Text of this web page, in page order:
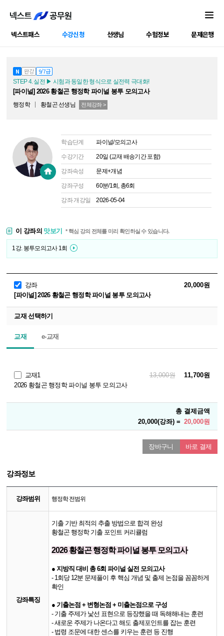
넥스트패스 수강신청 선생님 수험정보 문제은행
N 완강 9/7급
STEP 4. 실전 ▶ 시험과 동일한 형식으로 실전력 극대화!
[파이널] 2026 황철곤 행정학 파이널 봉투 모의고사
행정학 황철곤선생님 전체강좌 >
학습단계 파이널/모의고사
수강기간 20일 (교재 배송기간 포함)
강좌속성 문제+개념
강좌구성 60분/1회, 총6회
강좌 개강일 2026-05-04
이 강좌의 맛보기 * 핵심 강의 전체를 미리 확인하실 수 있습니다.
1강. 봉투모의고사 1회
강좌
[파이널] 2026 황철곤 행정학 파이널 봉투 모의고사
20,000원
교재 선택하기
교재 e-교재
교재1
2026 황철곤 행정학 파이널 봉투 모의고사
13,000원 11,700원
총 결제금액
20,000(강좌) = 20,000원
장바구니 바로 결제
강좌정보
강좌범위 행정학 전범위
강좌특징
기출 기반 최적의 추출 방법으로 합격 완성
황철곤 행정학 기출 포인트 커리큘럼
2026 황철곤 행정학 파이널 봉투 모의고사
● 지방직 대비 총 6회 파이널 실전 모의고사
- 1회당 12분 문제풀이 후 핵심 개념 및 출제 논점을 꼼꼼하게
확인
● 기출논점 + 변형논점 + 미출논점으로 구성
- 기출 주제가 낯선 표현으로 등장했을 때 독해해내는 훈련
- 새로운 주제가 나온다고 해도 출제포인트를 잡는 훈련
- 법령 조문에 대한 센스를 키우는 훈련 등 진행